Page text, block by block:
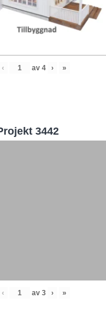
‹ av 4 › »
3442
‹ av 3 › »